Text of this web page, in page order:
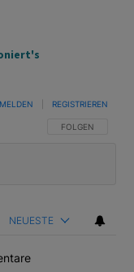
FOLGE DIESER
FOLGEN
REGISTRIEREN
NEUESTE